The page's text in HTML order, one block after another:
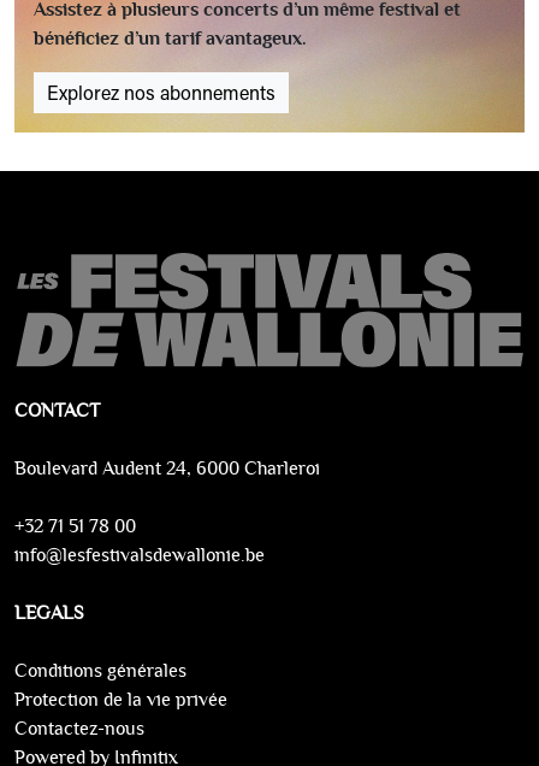
Assistez à plusieurs concerts d’un même festival et
bénéficiez d’un tarif avantageux.
Explorez nos abonnements
CONTACT
Boulevard Audent 24, 6000 Charleroi
+32 71 51 78 00
info@lesfestivalsdewallonie.be
LEGALS
Conditions générales
Protection de la vie privée
Contactez-nous
Powered by Infinitix